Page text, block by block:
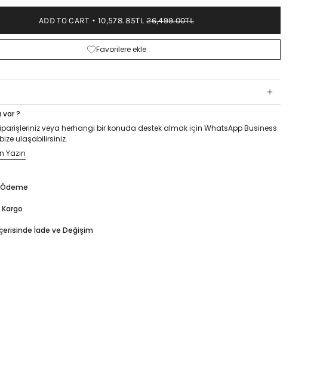
ADD TO CART 10,578.85TL26,499.00TL
Favorilere ekle
var ?
veya herhangi bir konuda destek almak için WhatsApp Business
ulaşabilirsiniz.
Yazın
İade ve Değişim